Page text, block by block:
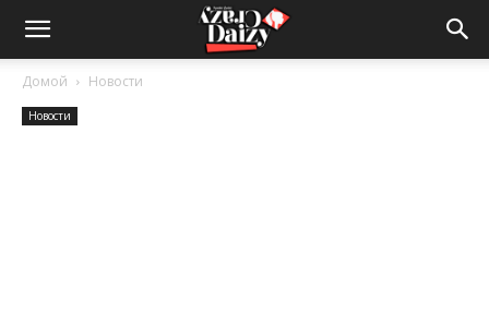
Crazy-
Daizy
Домой Новости
Новости